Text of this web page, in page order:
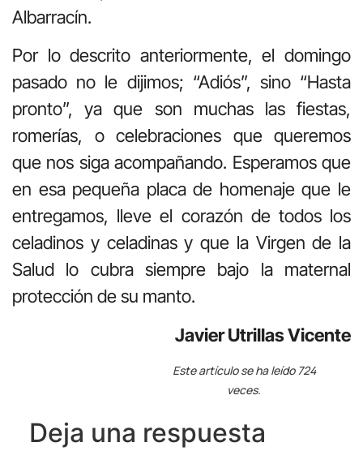
Albarracín.
Por lo descrito anteriormente, el domingo
pasado no le dijimos; “Adiós”, sino “Hasta
pronto”, ya que son muchas las fiestas,
romerías, o celebraciones que queremos
que nos siga acompañando. Esperamos que
en esa pequeña placa de homenaje que le
entregamos, lleve el corazón de todos los
celadinos y celadinas y que la Virgen de la
Salud lo cubra siempre bajo la maternal
protección de su manto.
Javier Utrillas Vicente
Este artículo se ha leído 724
veces.
Deja una respuesta